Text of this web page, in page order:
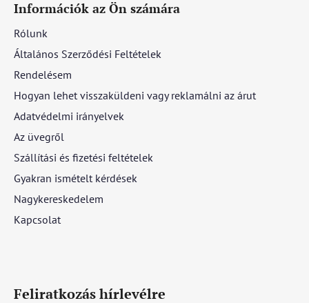
Információk az Ön számára
Rólunk
Általános Szerződési Feltételek
Rendelésem
Hogyan lehet visszaküldeni vagy reklamálni az árut
Adatvédelmi irányelvek
Az üvegről
Szállítási és fizetési feltételek
Gyakran ismételt kérdések
Nagykereskedelem
Kapcsolat
Feliratkozás hírlevélre